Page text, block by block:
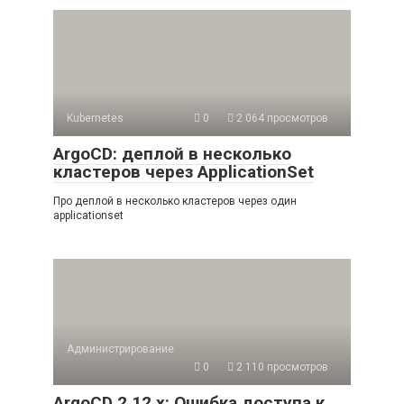
Kubernetes 0 2 064 просмотров
ArgoCD: деплой в несколько
кластеров через ApplicationSet
Про деплой в несколько кластеров через один
applicationset
Администрирование
0
2 110 просмотров